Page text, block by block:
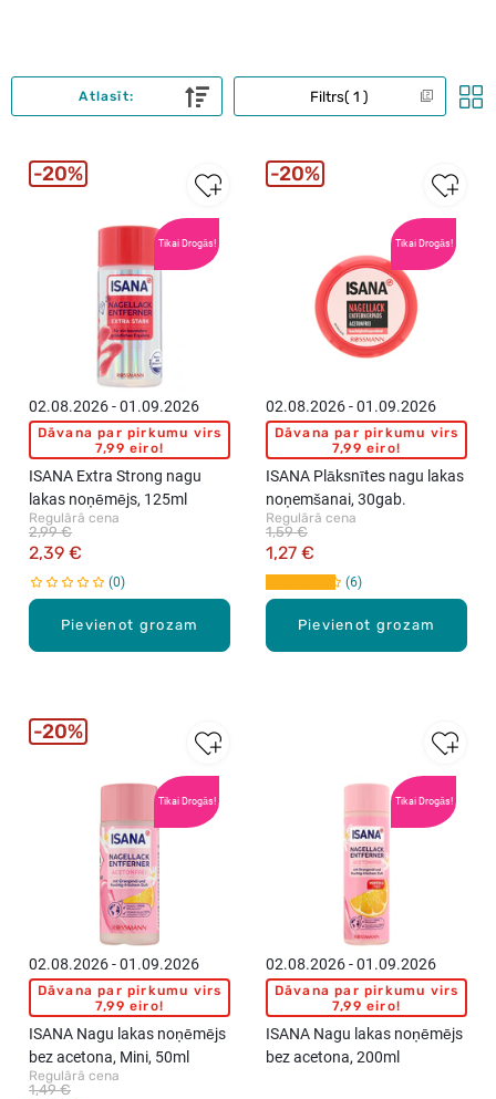
Filtrs 1
Atlasīt:
Tikai Drogās!
Pievienot grozam
02.08.2026 - 01.09.2026
Dāvana par pirkumu virs
7,99 eiro!
ISANA Extra Strong nagu
lakas noņēmējs, 125ml
Regulārā cena
2,39 €
2,99 €
0
20%
Tikai Drogās!
Pievienot grozam
02.08.2026 - 01.09.2026
Dāvana par pirkumu virs
7,99 eiro!
ISANA Plāksnītes nagu lakas
noņemšanai, 30gab.
Regulārā cena
1,27 €
1,59 €
6
20%
Tikai Drogās!
02.08.2026 - 01.09.2026
Dāvana par pirkumu virs
7,99 eiro!
ISANA Nagu lakas noņēmējs
bez acetona, Mini, 50ml
Regulārā cena
1,49 €
20%
Tikai Drogās!
02.08.2026 - 01.09.2026
Dāvana par pirkumu virs
7,99 eiro!
ISANA Nagu lakas noņēmējs
bez acetona, 200ml